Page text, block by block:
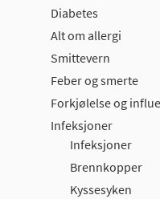
Diabetes
Alt om allergi
Smittevern
Feber og smerte
Forkjølelse og
Infeksjoner
Infeksjoner
Brennkopper
Kyssesyken